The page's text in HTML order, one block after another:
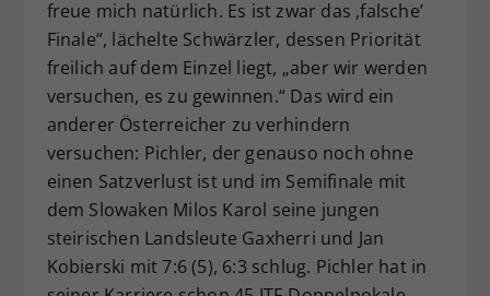
freue mich natürlich. Es ist zwar das ‚falsche’
Finale“, lächelte Schwärzler, dessen Priorität
freilich auf dem Einzel liegt, „aber wir werden
versuchen, es zu gewinnen.“ Das wird ein
anderer Österreicher zu verhindern
versuchen: Pichler, der genauso noch ohne
einen Satzverlust ist und im Semifinale mit
dem Slowaken Milos Karol seine jungen
steirischen Landsleute Gaxherri und Jan
Kobierski mit 7:6 (5), 6:3 schlug. Pichler hat in